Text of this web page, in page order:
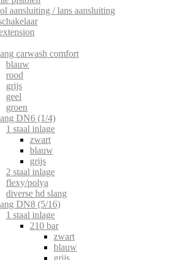
aansluiting / lans aansluiting
carwash comfort
blauw
rood
grijs
geel
groen
DN6 (1/4)
1 staal inlage
zwart
blauw
grijs
2 staal inlage
flexy/polya
diverse hd slang
DN8 (5/16)
1 staal inlage
210 bar
zwart
blauw